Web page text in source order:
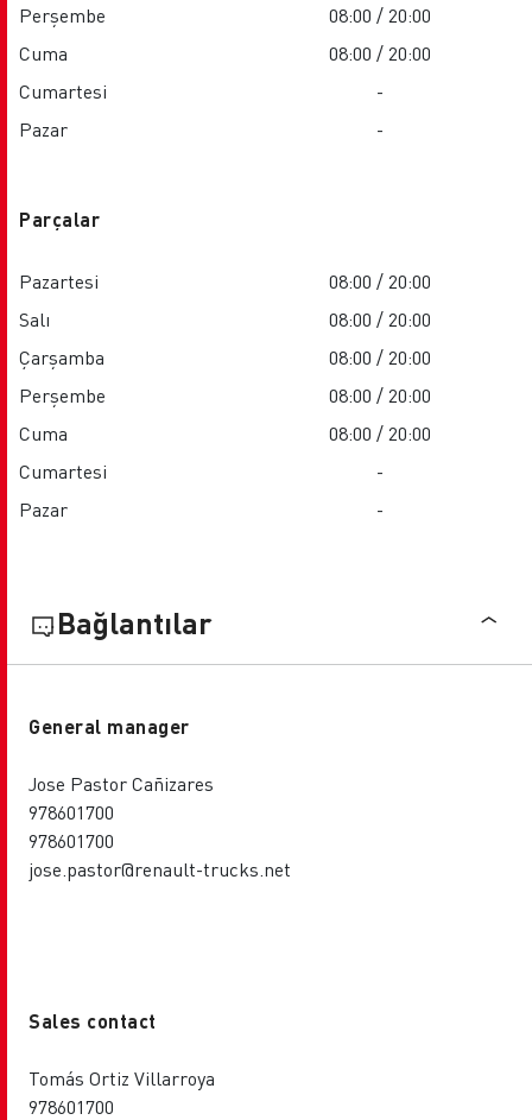
Perşembe
08:00 / 20:00
Cuma
08:00 / 20:00
Cumartesi
-
Pazar
-
Parçalar
Pazartesi
08:00 / 20:00
Salı
08:00 / 20:00
Çarşamba
08:00 / 20:00
Perşembe
08:00 / 20:00
Cuma
08:00 / 20:00
Cumartesi
-
Pazar
-
Bağlantılar
General manager
Jose Pastor Cañizares
978601700
978601700
jose.pastor@renault-trucks.net
Sales contact
Tomás Ortiz Villarroya
978601700